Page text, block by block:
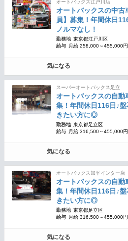
オートバックス江戸川店
オートバックスの中古
員】募集！年間休日
ノルマなし！
勤務地 東京都江戸川区
給与
月給 258,000～455,000円
気になる
スーパーオートバックス足立
オートバックスの自動
集！年間休日116日♪
きたい方に◎
勤務地 東京都足立区
給与
月給 316,500～455,000円
気になる
オートバックス加平インター店
オートバックスの自動
集！年間休日116日♪
きたい方に◎
勤務地 東京都足立区
給与
月給 316,500～455,000円
気になる